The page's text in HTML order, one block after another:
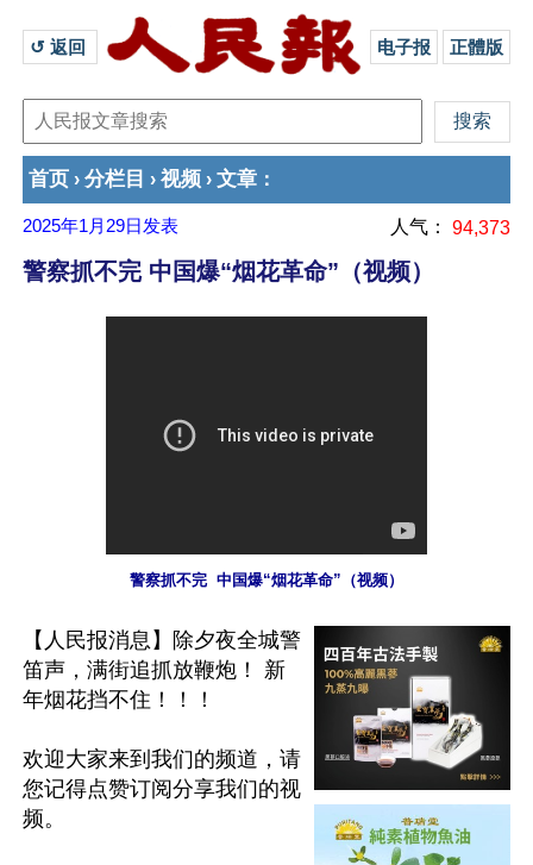
↺ 返回 电子报 正體版
首页 › 分栏目 › 视频 › 文章 ：
2025年1月29日 发表 人气： 94,373
警察抓不完 中国爆“烟花革命”（视频）
警察抓不完  中国爆“烟花革命”（视频）
【人民报消息】除夕夜全城警
笛声，满街追抓放鞭炮！ 新
年烟花挡不住！！！
欢迎大家来到我们的频道，请
您记得点赞订阅分享我们的视
频。